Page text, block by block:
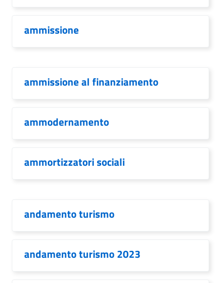
ammissione
ammissione al finanziamento
ammodernamento
ammortizzatori sociali
andamento turismo
andamento turismo 2023